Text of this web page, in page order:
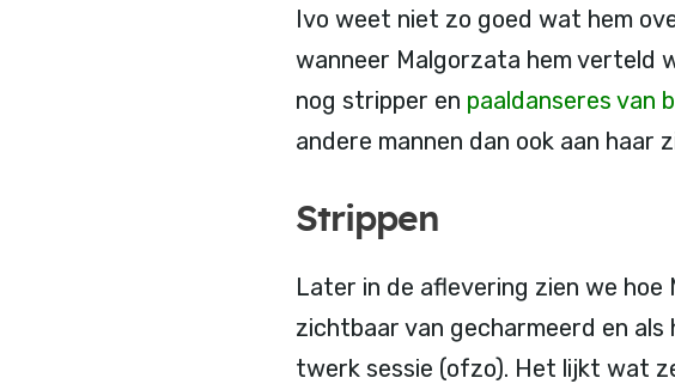
Ivo weet niet zo goed wat hem
wanneer Malgorzata hem verteld
nog stripper en paaldanseres van
andere mannen dan ook aan haar
Strippen
Later in de aflevering zien we
zichtbaar van gecharmeerd en
twerk sessie (ofzo). Het lijkt wat